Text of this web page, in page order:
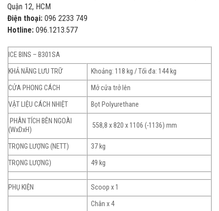
Quận 12, HCM
Điện thoại: 096 2233 749
Hotline: 096.1213.577
ICE BINS – B301SA
KHẢ NĂNG LƯU TRỮ
Khoảng: 118 kg / Tối đa: 144 kg
CỬA PHONG CÁCH
Mở cửa trở lên
VẬT LIỆU CÁCH NHIỆT
Bọt Polyurethane
PHÂN TÍCH BÊN NGOÀI
(WxDxH)
558,8 x 820 x 1106 (-1136) mm
TRỌNG LƯỢNG (NETT)
37 kg
TRỌNG LƯỢNG)
49 kg
PHỤ KIỆN
Scoop x 1
Chân x 4